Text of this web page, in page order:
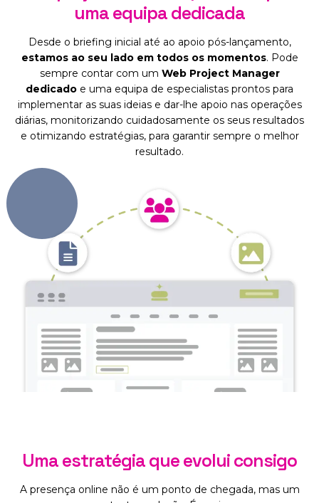
uma equipa dedicada
Desde o briefing inicial até ao apoio pós-lançamento,
estamos ao seu lado em todos os momentos. Pode
sempre contar com um Web Project Manager
dedicado e uma equipa de especialistas prontos para
implementar as suas ideias e dar-lhe apoio nas operações
diárias, monitorizando cuidadosamente os seus resultados
e otimizando estratégias, para garantir sempre o melhor
resultado.
Uma estratégia que evolui consigo
A presença online não é um ponto de chegada, mas um